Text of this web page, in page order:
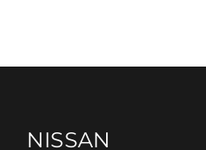
NISSAN